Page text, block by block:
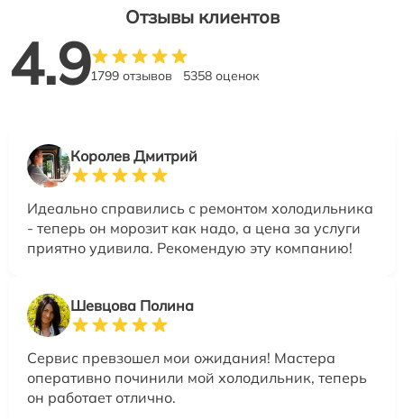
Отзывы клиентов
4.91799 отзывов 5358 оценок
Королев Дмитрий
Идеально справились с ремонтом холодильника
- теперь он морозит как надо, а цена за услуги
приятно удивила. Рекомендую эту компанию!
Шевцова Полина
Сервис превзошел мои ожидания! Мастера
оперативно починили мой холодильник, теперь
он работает отлично.